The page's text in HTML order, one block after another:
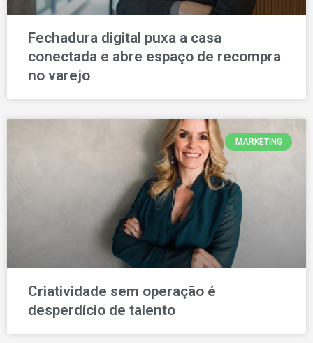
Fechadura digital puxa a casa
conectada e abre espaço de recompra
no varejo
MARKETING
Criatividade sem operação é
desperdício de talento